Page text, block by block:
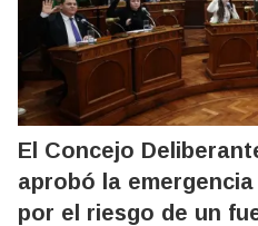
El Concejo
aprobó la
por el riesgo de un